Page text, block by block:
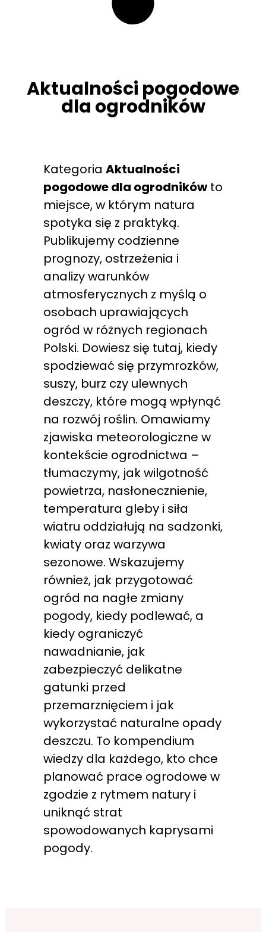
Aktualności pogodowe
dla ogrodników
Kategoria Aktualności
pogodowe dla ogrodnikówto
miejsce, w którym natura
spotyka się z praktyką.
Publikujemy codzienne
prognozy, ostrzeżenia i
analizy warunków
atmosferycznych z myślą o
osobach uprawiających
ogród w różnych regionach
Polski. Dowiesz się tutaj, kiedy
spodziewać się przymrozków,
suszy, burz czy ulewnych
deszczy, które mogą wpłynąć
na rozwój roślin. Omawiamy
zjawiska meteorologiczne w
kontekście ogrodnictwa –
tłumaczymy, jak wilgotność
powietrza, nasłonecznienie,
temperatura gleby i siła
wiatru oddziałują na sadzonki,
kwiaty oraz warzywa
sezonowe. Wskazujemy
również, jak przygotować
ogród na nagłe zmiany
pogody, kiedy podlewać, a
kiedy ograniczyć
nawadnianie, jak
zabezpieczyć delikatne
gatunki przed
przemarznięciem i jak
wykorzystać naturalne opady
deszczu. To kompendium
wiedzy dla każdego, kto chce
planować prace ogrodowe w
zgodzie z rytmem natury i
uniknąć strat
spowodowanych kaprysami
pogody.